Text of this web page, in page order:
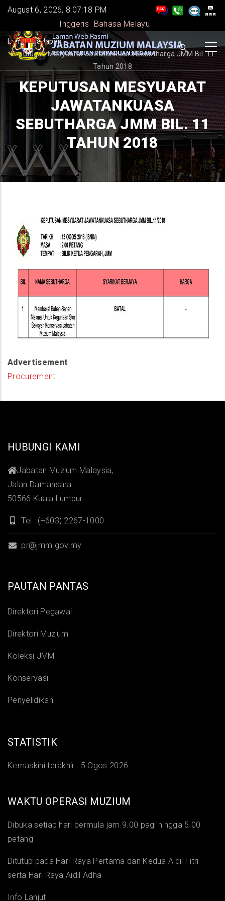
Skip
main
content
August 6, 2026, 8:07:18 PM
Inggeris
Bahasa Melayu
BREADCRUMB
Laman Hadapan -
Keputusan Mesyuarat Jawatankuasa Sebutharga JMM Bil. 11
Tahun 2018
KEPUTUSAN MESYUARAT
JAWATANKUASA
SEBUTHARGA JMM BIL. 11
TAHUN 2018
Advertisement
Procurement
HUBUNGI KAMI
Jabatan Muzium Malaysia,
Jalan Damansara
50566 Kuala Lumpur
Tel : (+603) 2267-1000
pr@jmm.gov.my
PAUTAN PANTAS
Direktori Pegawai
Direktori Muzium
Koleksi JMM
Konservasi
Penyelidikan
STATISTIK
Kemaskini terakhir : 5 Ogos 2026
WAKTU OPERASI MUZIUM
Dibuka setiap hari bermula jam 9.00 pagi hingga 5.00
petang
Ditutup pada Hari Raya Pertama dan Kedua Aidil Fitri
serta Hari Raya Aidil Adha
Info Lanjut